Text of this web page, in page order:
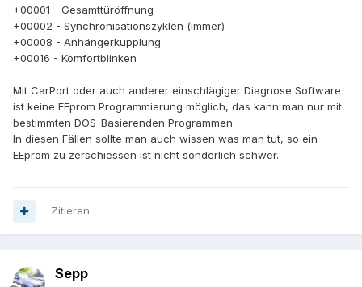
+00001 - Gesamttüröffnung
+00002 - Synchronisationszyklen (immer)
+00008 - Anhängerkupplung
+00016 - Komfortblinken
Mit CarPort oder auch anderer einschlägiger Diagnose Software
ist keine EEprom Programmierung möglich, das kann man nur mit
bestimmten DOS-Basierenden Programmen.
In diesen Fällen sollte man auch wissen was man tut, so ein
EEprom zu zerschiessen ist nicht sonderlich schwer.
Zitieren
Sepp